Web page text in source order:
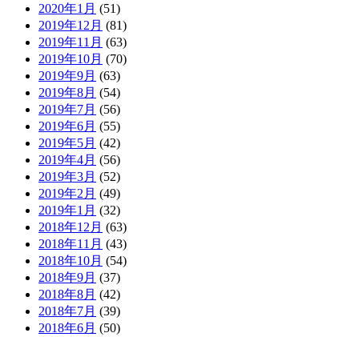
2020年1月 (51)
2019年12月 (81)
2019年11月 (63)
2019年10月 (70)
2019年9月 (63)
2019年8月 (54)
2019年7月 (56)
2019年6月 (55)
2019年5月 (42)
2019年4月 (56)
2019年3月 (52)
2019年2月 (49)
2019年1月 (32)
2018年12月 (63)
2018年11月 (43)
2018年10月 (54)
2018年9月 (37)
2018年8月 (42)
2018年7月 (39)
2018年6月 (50)